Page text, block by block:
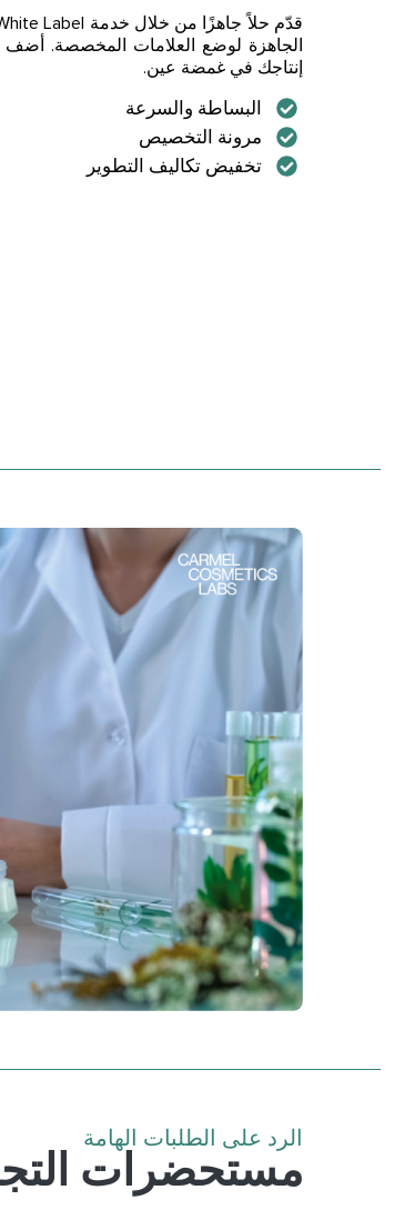
الجاهزة لوضع العلامات المخصصة. أضف
إنتاجك في غمضة عين.
البساطة والسرعة
مرونة التخصيص
تخفيض تكاليف التطوير
الرد على الطلبات الهامة
مستحضرات